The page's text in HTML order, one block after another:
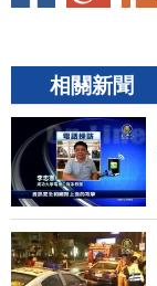
相關新聞